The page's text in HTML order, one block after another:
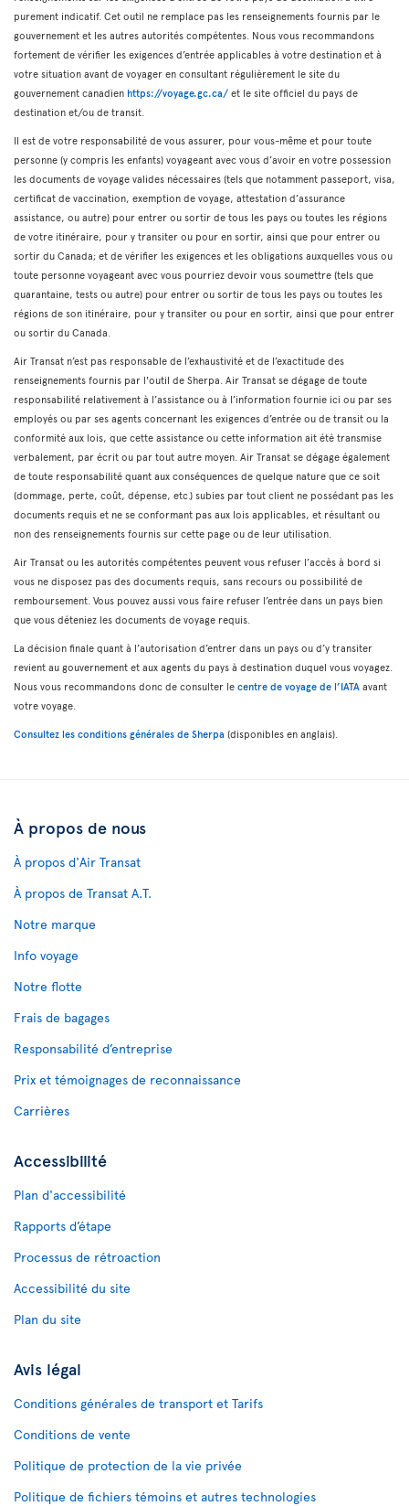
purement indicatif. Cet outil ne remplace pas les renseignements fournis par le
gouvernement et les autres autorités compétentes. Nous vous recommandons
fortement de vérifier les exigences d’entrée applicables à votre destination et à
votre situation avant de voyager en consultant régulièrement le site du
gouvernement canadien https://voyage.gc.ca/ et le site officiel du pays de
destination et/ou de transit.
Il est de votre responsabilité de vous assurer, pour vous-même et pour toute
personne (y compris les enfants) voyageant avec vous d’avoir en votre possession
les documents de voyage valides nécessaires (tels que notamment passeport, visa,
certificat de vaccination, exemption de voyage, attestation d’assurance
assistance, ou autre) pour entrer ou sortir de tous les pays ou toutes les régions
de votre itinéraire, pour y transiter ou pour en sortir, ainsi que pour entrer ou
sortir du Canada; et de vérifier les exigences et les obligations auxquelles vous ou
toute personne voyageant avec vous pourriez devoir vous soumettre (tels que
quarantaine, tests ou autre) pour entrer ou sortir de tous les pays ou toutes les
régions de son itinéraire, pour y transiter ou pour en sortir, ainsi que pour entrer
ou sortir du Canada.
Air Transat n’est pas responsable de l’exhaustivité et de l’exactitude des
renseignements fournis par l'outil de Sherpa. Air Transat se dégage de toute
responsabilité relativement à l’assistance ou à l’information fournie ici ou par ses
employés ou par ses agents concernant les exigences d’entrée ou de transit ou la
conformité aux lois, que cette assistance ou cette information ait été transmise
verbalement, par écrit ou par tout autre moyen. Air Transat se dégage également
de toute responsabilité quant aux conséquences de quelque nature que ce soit
(dommage, perte, coût, dépense, etc.) subies par tout client ne possédant pas les
documents requis et ne se conformant pas aux lois applicables, et résultant ou
non des renseignements fournis sur cette page ou de leur utilisation.
Air Transat ou les autorités compétentes peuvent vous refuser l’accès à bord si
vous ne disposez pas des documents requis, sans recours ou possibilité de
remboursement. Vous pouvez aussi vous faire refuser l’entrée dans un pays bien
que vous déteniez les documents de voyage requis.
La décision finale quant à l’autorisation d’entrer dans un pays ou d’y transiter
revient au gouvernement et aux agents du pays à destination duquel vous voyagez.
Nous vous recommandons donc de consulter le centre de voyage de l’IATA avant
votre voyage.
Consultez les conditions générales de Sherpa (disponibles en anglais).
À propos de nous
À propos d'Air Transat
À propos de Transat A.T.
Notre marque
Info voyage
Notre flotte
Frais de bagages
Responsabilité d’entreprise
Prix et témoignages de reconnaissance
Carrières
Accessibilité
Plan d'accessibilité
Rapports d’étape
Processus de rétroaction
Accessibilité du site
Plan du site
Avis légal
Conditions générales de transport et Tarifs
Conditions de vente
Politique de protection de la vie privée
Politique de fichiers témoins et autres technologies